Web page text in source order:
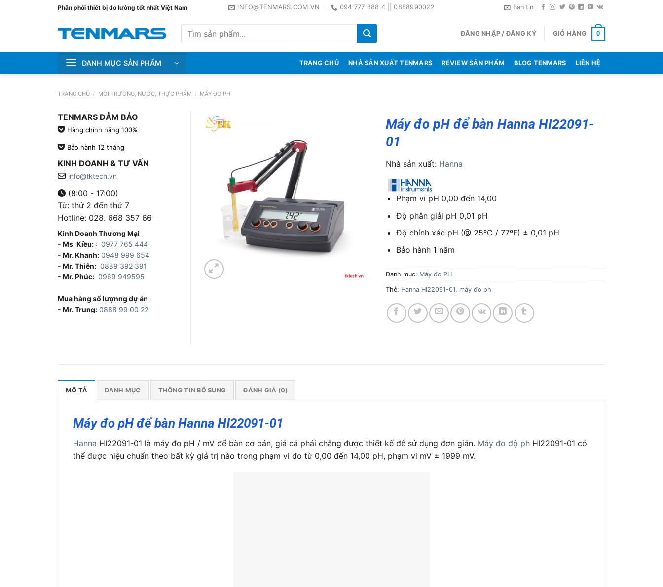
Phân phối thiết bị đo lường tốt nhất Việt Nam INFO@TENMARS.COM.VN 094 777 888 4 || 0888990022 Bản tin
kiếm:
ĐĂNG NHẬP / ĐĂNG KÝ GIỎ HÀNG 0
DANH MỤC SẢN PHẨM TRANG CHỦ NHÀ SẢN XUẤT TENMARS REVIEW SẢN PHẨM BLOG TENMARS LIÊN HỆ
TRANG CHỦ / MÔI TRƯỜNG, NƯỚC, THỰC PHẨM / MÁY ĐO PH
Máy đo pH để bàn Hanna HI22091-
01
Nhà sản xuất: Hanna
Phạm vi pH 0,00 đến 14,00
Độ phân giải pH 0,01 pH
Độ chính xác pH (@ 25ºC / 77ºF) ± 0,01 pH
Bảo hành 1 năm
Danh mục: Máy đo PH
Thẻ: Hanna HI22091-01, máy đo ph
TENMARS ĐẢM BẢO
Hàng chính hãng 100%
Bảo hành 12 tháng
KINH DOANH & TƯ VẤN
info@tktech.vn
(8:00 - 17:00)
Từ: thứ 2 đến thứ 7
Hotline: 028. 668 357 66
Kinh Doanh Thương Mại
- Ms. Kiều: : 0977 765 444
- Mr. Khanh: 0948 999 654
- Mr. Thiên: 0889 392 391
- Mr. Phúc: 0969 949595
Mua hàng số lượnng dự án
- Mr. Trung: 0888 99 00 22
MÔ TẢ DANH MỤC THÔNG TIN BỔ SUNG ĐÁNH GIÁ (0)
Máy đo pH để bàn Hanna HI22091-01
Hanna HI22091-01 là máy đo pH / mV để bàn cơ bản, giá cả phải chăng được thiết kế để sử dụng đơn giản. Máy đo độ ph HI22091-01 có
thể được hiệu chuẩn theo bất kỳ giá trị nào trong phạm vi đo từ 0,00 đến 14,00 pH, phạm vi mV ± 1999 mV.